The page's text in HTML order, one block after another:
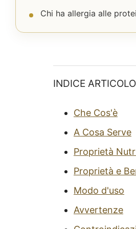
Chi ha allergia alle
INDICE ARTICOLO
Che Cos'è
A Cosa Serve
Proprietà
Proprietà e
Modo d'uso
Avvertenze